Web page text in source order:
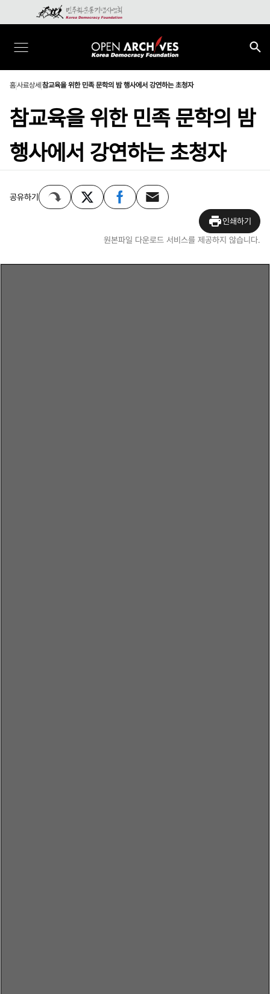
홈사료상세 참교육을 위한 민족 문학의 밤 행사에서 강연하는 초청자
참교육을 위한 민족 문학의 밤
행사에서 강연하는 초청자
공유하기
인쇄하기
원본파일 다운로드 서비스를 제공하지 않습니다.